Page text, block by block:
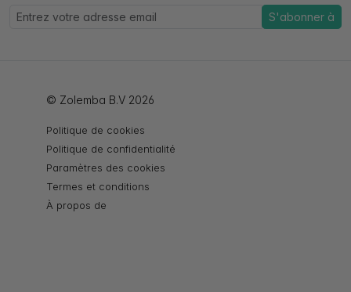
S'abonner à
© Zolemba B.V 2026
Politique de cookies
Politique de confidentialité
Paramètres des cookies
Termes et conditions
À propos de